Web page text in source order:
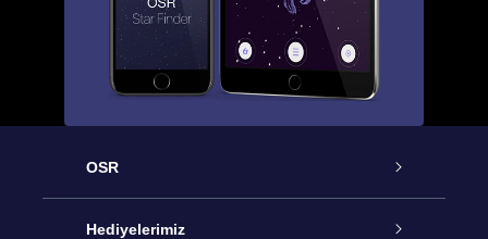
OSR
Hizmet
Hediyelerimiz